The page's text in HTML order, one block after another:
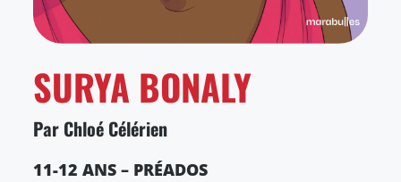
SURYA BONALY
Par Chloé Célérien
11-12 ANS – PRÉADOS